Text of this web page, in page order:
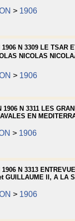
> 1906
N 3309 LE TSAR
NICOLAS
> 1906
1906 N 3311 LES
EN
> 1906
N 3313 ENTREVUE
GUILLAUME II, A LA
> 1906